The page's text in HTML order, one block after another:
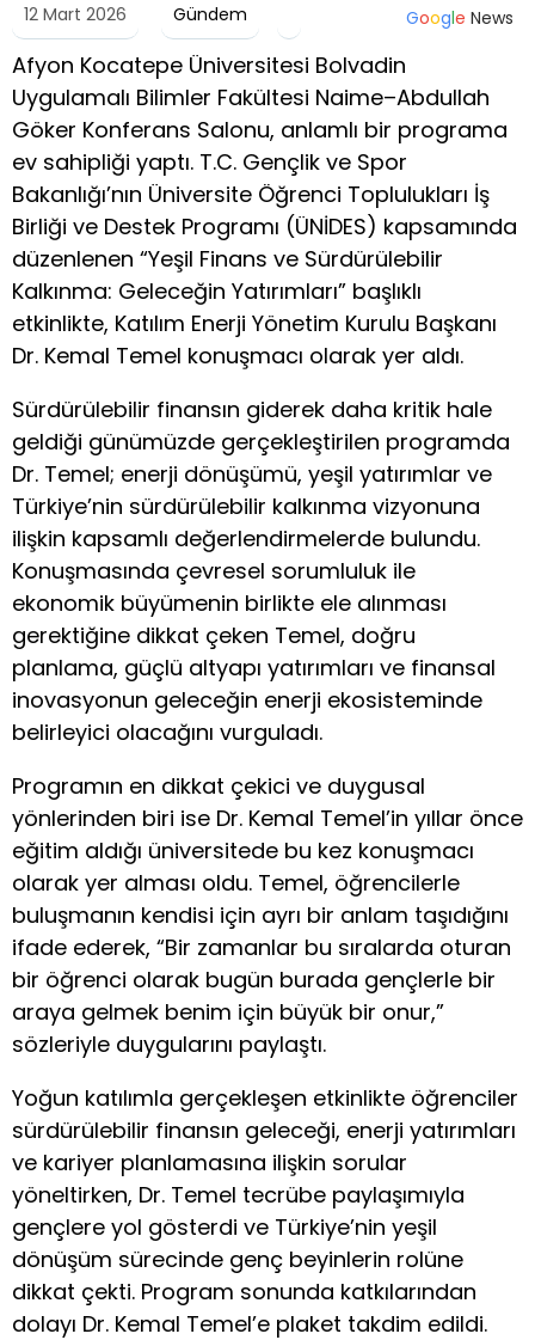
12 Mart 2026 Gündem Google News
Afyon Kocatepe Üniversitesi Bolvadin
Uygulamalı Bilimler Fakültesi Naime–Abdullah
Göker Konferans Salonu, anlamlı bir programa
ev sahipliği yaptı. T.C. Gençlik ve Spor
Bakanlığı’nın Üniversite Öğrenci Toplulukları İş
Birliği ve Destek Programı (ÜNİDES) kapsamında
düzenlenen “Yeşil Finans ve Sürdürülebilir
Kalkınma: Geleceğin Yatırımları” başlıklı
etkinlikte, Katılım Enerji Yönetim Kurulu Başkanı
Dr. Kemal Temel konuşmacı olarak yer aldı.
Sürdürülebilir finansın giderek daha kritik hale
geldiği günümüzde gerçekleştirilen programda
Dr. Temel; enerji dönüşümü, yeşil yatırımlar ve
Türkiye’nin sürdürülebilir kalkınma vizyonuna
ilişkin kapsamlı değerlendirmelerde bulundu.
Konuşmasında çevresel sorumluluk ile
ekonomik büyümenin birlikte ele alınması
gerektiğine dikkat çeken Temel, doğru
planlama, güçlü altyapı yatırımları ve finansal
inovasyonun geleceğin enerji ekosisteminde
belirleyici olacağını vurguladı.
Programın en dikkat çekici ve duygusal
yönlerinden biri ise Dr. Kemal Temel’in yıllar önce
eğitim aldığı üniversitede bu kez konuşmacı
olarak yer alması oldu. Temel, öğrencilerle
buluşmanın kendisi için ayrı bir anlam taşıdığını
ifade ederek, “Bir zamanlar bu sıralarda oturan
bir öğrenci olarak bugün burada gençlerle bir
araya gelmek benim için büyük bir onur,”
sözleriyle duygularını paylaştı.
Yoğun katılımla gerçekleşen etkinlikte öğrenciler
sürdürülebilir finansın geleceği, enerji yatırımları
ve kariyer planlamasına ilişkin sorular
yöneltirken, Dr. Temel tecrübe paylaşımıyla
gençlere yol gösterdi ve Türkiye’nin yeşil
dönüşüm sürecinde genç beyinlerin rolüne
dikkat çekti. Program sonunda katkılarından
dolayı Dr. Kemal Temel’e plaket takdim edildi.